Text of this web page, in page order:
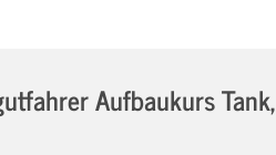
Aufbaukurs Tank,